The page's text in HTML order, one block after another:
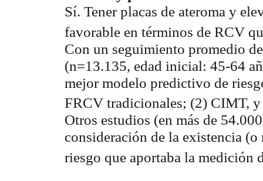
Sí. Tener placas de ateroma y
favorable en términos de RCV
Con un seguimiento promedio
(n=13.135, edad inicial: 45-64
mejor modelo predictivo de
FRCV tradicionales; (2) CIMT,
Otros estudios (en más de
consideración de la existencia
riesgo que aportaba la medición